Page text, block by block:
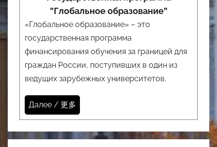
”Глобальное образование”
«Глобальное образование» – это
государственная программа
финансирования обучения за границей для
граждан России, поступивших в один из
ведущих зарубежных университетов.
Далее / 更多